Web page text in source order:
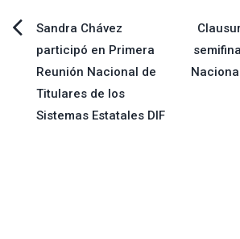
Navegación
de
entradas
Sandra Chávez
participó en Primera
Reunión Nacional de
Titulares de los
Sistemas Estatales DIF